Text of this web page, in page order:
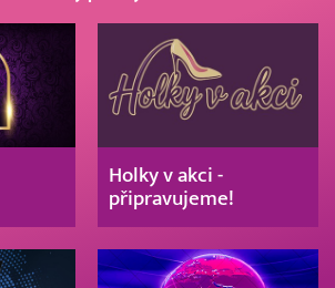
Holky v akci -
připravujeme!